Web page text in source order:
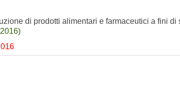
di prodotti alimentari e farmaceutici a fini